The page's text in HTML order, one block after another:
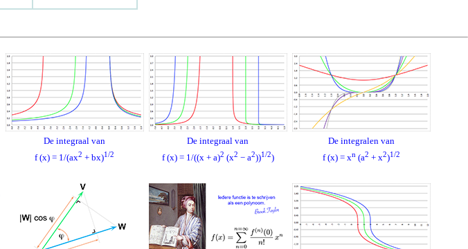
De integraal van
f (x) = 1/(ax2 + bx)1/2
De integraal van
f (x) = 1/((x + a)2 (x2 − a2))1/2)
De integralen van
f (x) = xn(a2 + x2)1/2